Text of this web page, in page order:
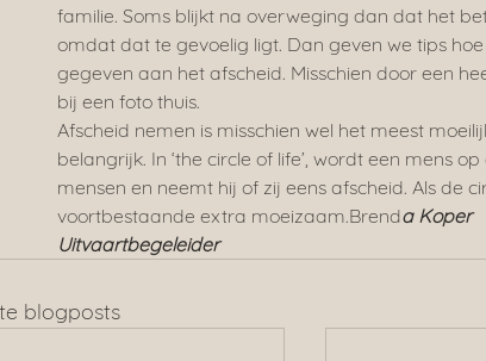
familie. Soms blijkt na overweging dan dat het
omdat dat te gevoelig ligt. Dan geven we tips
gegeven aan het afscheid. Misschien door een
bij een foto thuis.
Afscheid nemen is misschien wel het meest
belangrijk. In ‘the circle of life’, wordt een mens
mensen en neemt hij of zij eens afscheid. Als de
voortbestaande extra moeizaam.Brenda Koper
Uitvaartbegeleider
blogposts